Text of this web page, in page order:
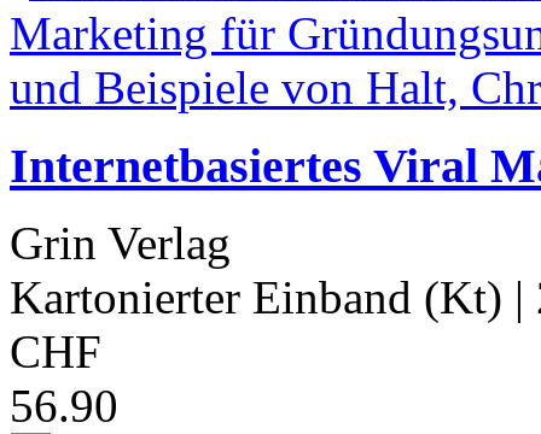
Internetbasiertes Viral
Grin Verlag
Kartonierter Einband (Kt) |
CHF
56.90